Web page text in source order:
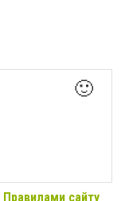
🙂
Правилами сайту